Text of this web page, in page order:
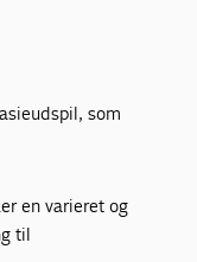
som
en varieret og
til